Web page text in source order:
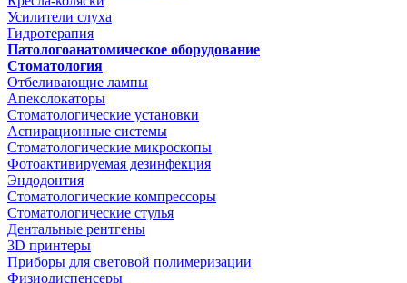
Усилители слуха
Гидротерапия
Патологоанатомическое оборудование
Стоматология
Отбеливающие лампы
Апекслокаторы
Стоматологические установки
Аспирационные системы
Стоматологические микроскопы
Фотоактивируемая дезинфекция
Эндодонтия
Стоматологические компрессоры
Стоматологические стулья
Дентальные рентгены
3D принтеры
Приборы для световой полимеризации
Физиодиспенсеры